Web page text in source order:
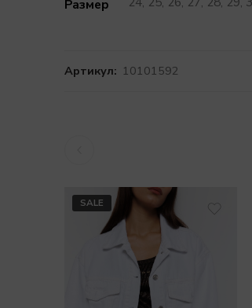
Размер
Артикул: 10101592
SALE